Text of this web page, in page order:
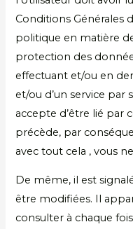
Conditions Générales
politique en matière
protection des
effectuant et/ou en
et/ou d’un service par
accepte d’être lié par
précède, par
avec tout cela , vous
De même, il est
être modifiées. Il
consulter à chaque